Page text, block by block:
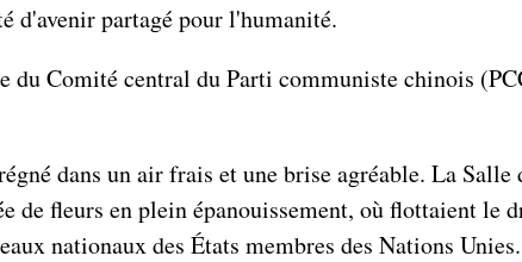
d'avenir partagé pour l'humanité.
Comité central du Parti communiste chinois
dans un air frais et une brise agréable. La
fleurs en plein épanouissement, où flottaient le
nationaux des États membres des Nations Unies.